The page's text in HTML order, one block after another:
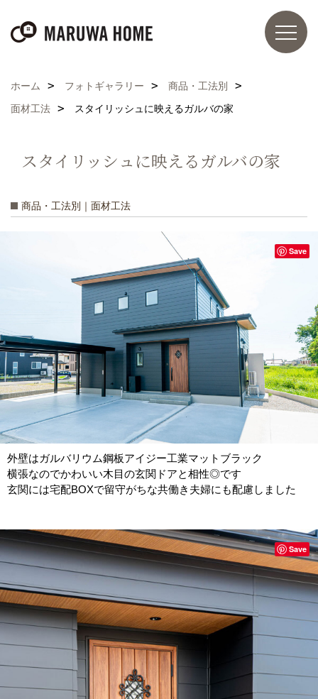
ホーム フォトギャラリー
商品・工法別
面材工法
スタイリッシュに映えるガルバの家
スタイリッシュに映えるガルバの家
商品・工法別｜面材工法
外壁はガルバリウム鋼板アイジー工業マットブラック
横張なのでかわいい木目の玄関ドアと相性◎です
玄関には宅配BOXで留守がちな共働き夫婦にも配慮しました
Save
Save